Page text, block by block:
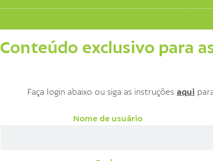
Conteúdo exclusivo para
Faça login abaixo ou siga as instruções aqui
Nome de usuário